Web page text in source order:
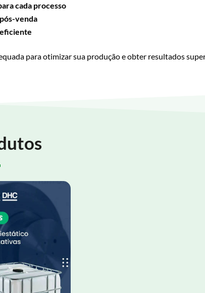
cada processo
venda
para otimizar sua produção e obter resultados